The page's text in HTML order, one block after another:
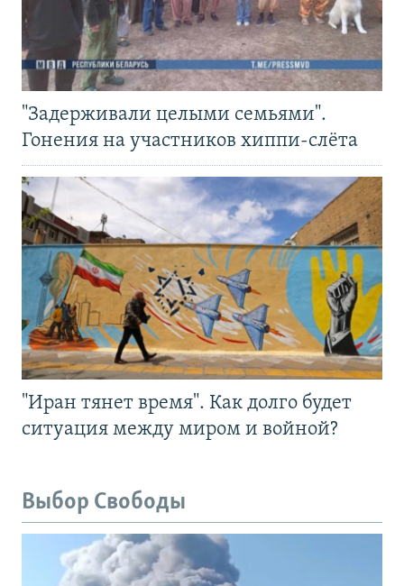
"Задерживали целыми семьями".
Гонения на участников хиппи-слёта
"Иран тянет время". Как долго будет
ситуация между миром и войной?
Выбор Свободы